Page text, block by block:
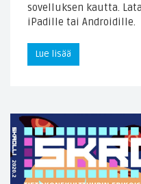
sovelluksen kautta.
iPadille tai Androidille.
Lue lisää